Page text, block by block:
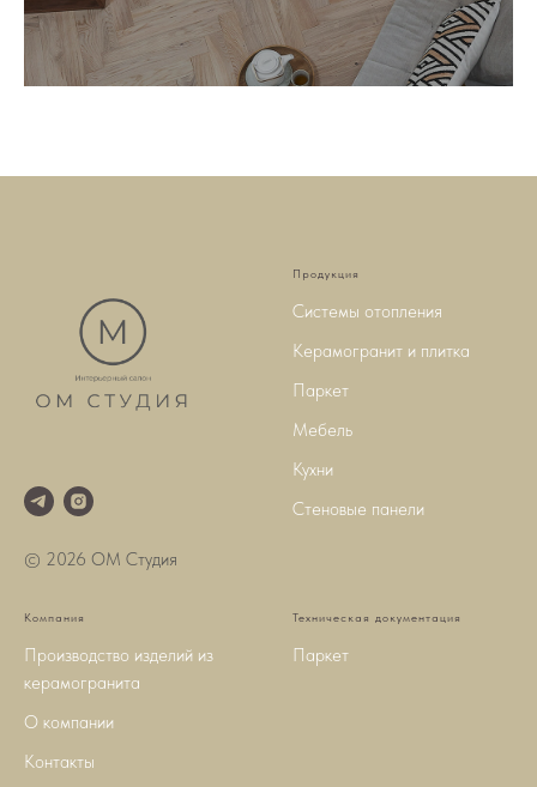
© 2026 ОМ Студия
Продукция
Системы отопления
Керамогранит и плитка
Паркет
Мебель
Кухни
Стеновые панели
Компания
Производство изделий из
керамогранита
О компании
Контакты
Техническая документация
Паркет